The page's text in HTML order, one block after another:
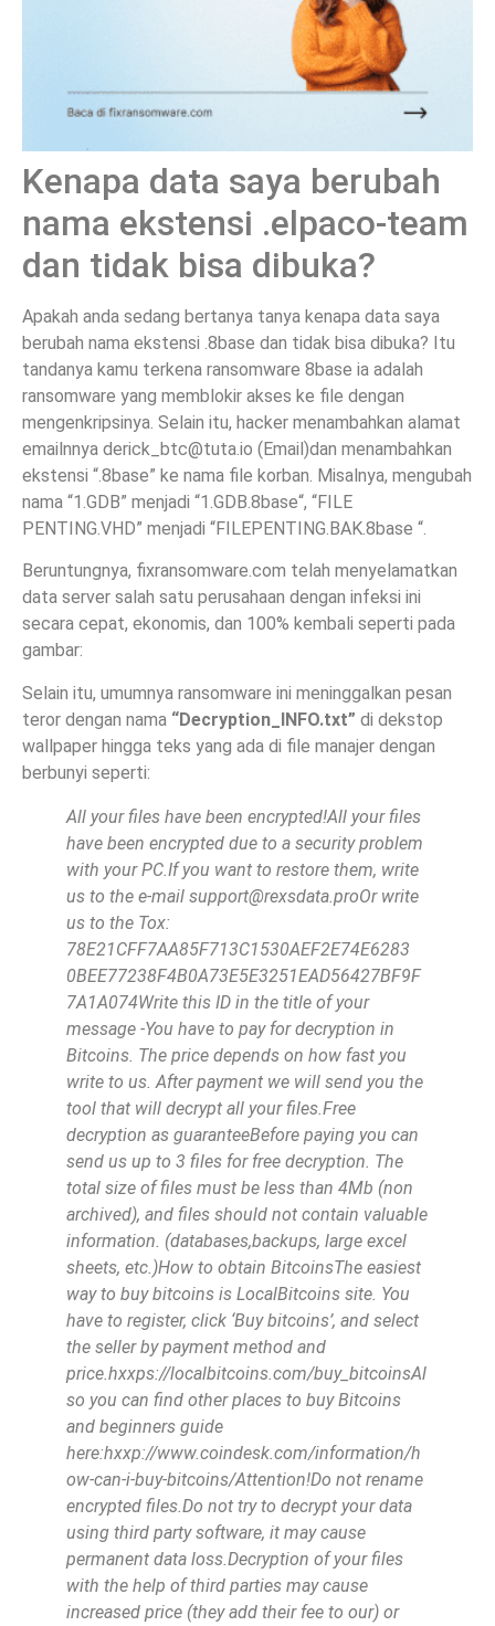
Kenapa data saya berubah
nama ekstensi .elpaco-team
dan tidak bisa dibuka?
Apakah anda sedang bertanya tanya kenapa data saya
berubah nama ekstensi .8base dan tidak bisa dibuka? Itu
tandanya kamu terkena ransomware 8base ia adalah
ransomware yang memblokir akses ke file dengan
mengenkripsinya. Selain itu, hacker menambahkan alamat
emailnnya derick_btc@tuta.io (Email)dan menambahkan
ekstensi “.8base” ke nama file korban. Misalnya, mengubah
nama “1.GDB” menjadi “1.GDB.8base“, “FILE
PENTING.VHD” menjadi “FILEPENTING.BAK.8base “.
Beruntungnya, fixransomware.com telah menyelamatkan
data server salah satu perusahaan dengan infeksi ini
secara cepat, ekonomis, dan 100% kembali seperti pada
gambar:
Selain itu, umumnya ransomware ini meninggalkan pesan
teror dengan nama “Decryption_INFO.txt” di dekstop
wallpaper hingga teks yang ada di file manajer dengan
berbunyi seperti:
All your files have been encrypted!All your files
have been encrypted due to a security problem
with your PC.If you want to restore them, write
us to the e-mail support@rexsdata.proOrwrite
us to the Tox:
78E21CFF7AA85F713C1530AEF2E74E6283
0BEE77238F4B0A73E5E3251EAD56427BF9F
7A1A074Write this ID in the title of your
message -You have to pay for decryption in
Bitcoins. The price depends on how fast you
write to us. After payment we will send you the
tool that will decrypt all your files.Free
decryption as guaranteeBefore paying you can
send us up to 3 files for free decryption. The
total size of files must be less than 4Mb (non
archived), and files should not contain valuable
information. (databases,backups, large excel
sheets, etc.)How to obtain BitcoinsThe easiest
way to buy bitcoins is LocalBitcoins site. You
have to register, click ‘Buy bitcoins’, and select
the seller by payment method and
price.hxxps://localbitcoins.com/buy_bitcoinsAl
so you can find other places to buy Bitcoins
and beginners guide
here:hxxp://www.coindesk.com/information/h
ow-can-i-buy-bitcoins/Attention!Do not rename
encrypted files.Do not try to decrypt your data
using third party software, it may cause
permanent data loss.Decryption of your files
with the help of third parties may cause
increased price (they add their fee to our) or